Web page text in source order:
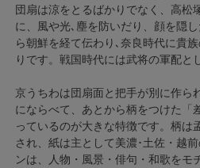
団扇は涼をとるばかりでなく、高松
に、風や光､塵を防いだり、顔を隠
ら朝鮮を経て伝わり､奈良時代に貴
りです。戦国時代には武将の軍配と
京うちわは団扇面と把手が別に作ら
にならべて、あとから柄をつけた「
っているのが大きな特徴です。柄は
され、紙は主として美濃･土佐・越
ンは、人物・風景・俳句・和歌をモ